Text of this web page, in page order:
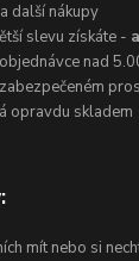
další nákupy
slevu získáte -
nad
opravdu skladem
mít nebo si